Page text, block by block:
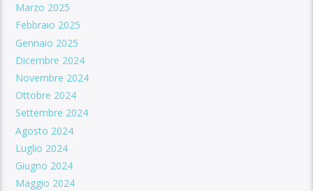
Marzo 2025
Febbraio 2025
Gennaio 2025
Dicembre 2024
Novembre 2024
Ottobre 2024
Settembre 2024
Agosto 2024
Luglio 2024
Giugno 2024
Maggio 2024